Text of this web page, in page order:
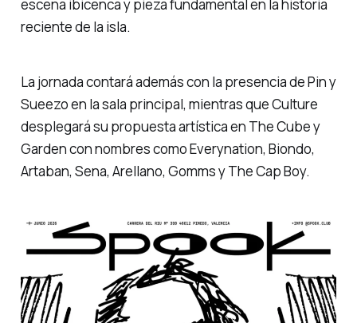
escena ibicenca y pieza fundamental en la historia
reciente de la isla.
La jornada contará además con la presencia de Pin y
Sueezo en la sala principal, mientras que Culture
desplegará su propuesta artística en The Cube y
Garden con nombres como Everynation, Biondo,
Artaban, Sena, Arellano, Gomms y The Cap Boy.